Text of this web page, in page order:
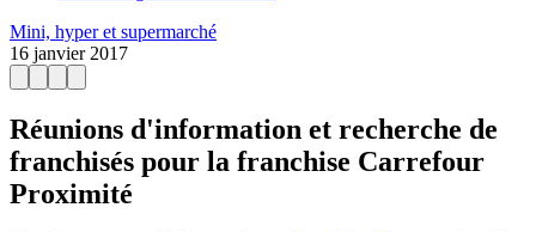
Mini, hyper et supermarché
16 janvier 2017
Réunions d'information et recherche de
franchisés pour la franchise Carrefour
Proximité